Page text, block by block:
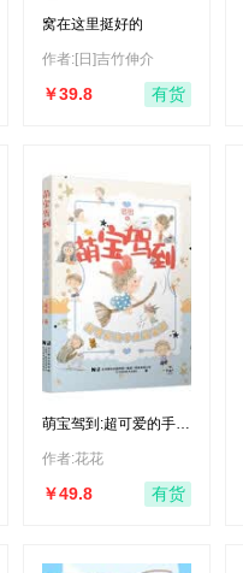
窝在这里挺好的
作者:[日]吉竹伸介
￥39.8 有货
萌宝驾到:超可爱的手绘
作者:花花
￥49.8 有货